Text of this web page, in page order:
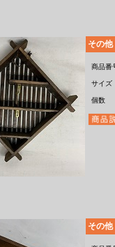
その
商品番
サイズ
個数
その